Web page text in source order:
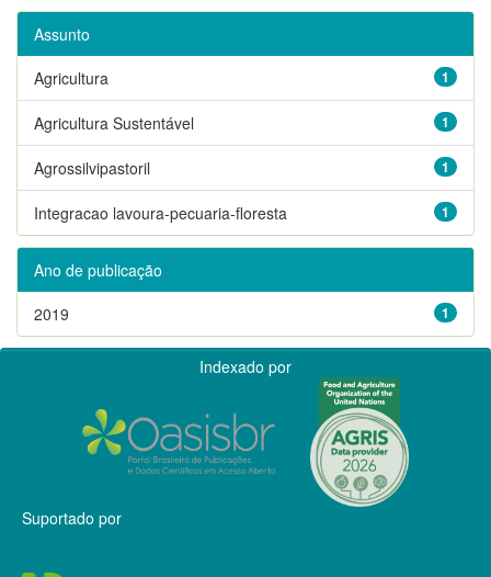
Assunto
1
Agricultura
1
Agricultura Sustentável
1
Agrossilvipastoril
1
Integracao lavoura-pecuaria-floresta
Ano de publicação
1
2019
Indexado por
Suportado por